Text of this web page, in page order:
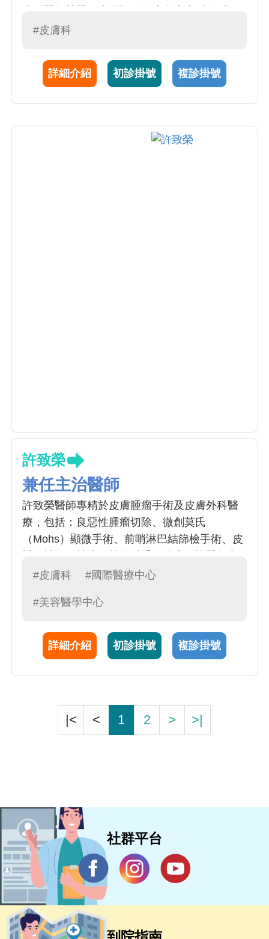
香港腳、體癬、蕁麻疹、濕疹、脂漏性皮膚
性皮膚炎、癢疹、白斑、皮膚感染疾患、指甲
疾患、落髮疾患、皮膚腫瘤。
#皮膚科
詳細介紹 初診掛號 複診掛號
許致榮
兼任主治醫師
許致榮醫師專精於皮膚腫瘤手術及皮膚外科醫
療，包括：良惡性腫瘤切除、微創莫氏
（Mohs）顯微手術、前哨淋巴結篩檢手術、皮
擅長於各種微創美容手術與光電雷射醫療；包
創微波狐臭治療、微創雷射囊腫摘除術、微創
斑、微血管擴張及血管瘤雷射治療、脈衝光回
春治療、無創3TO趾甲矯正治療。
#皮膚科 #國際醫療中心
#美容醫學中心
詳細介紹 初診掛號 複診掛號
|< < 1 2 > >|
社群平台